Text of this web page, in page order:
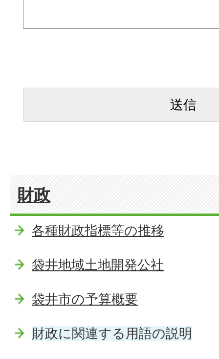
財政
各種財政指標等の推移
袋井地域土地開発公社
袋井市の予算概要
財政に関連する用語の説明